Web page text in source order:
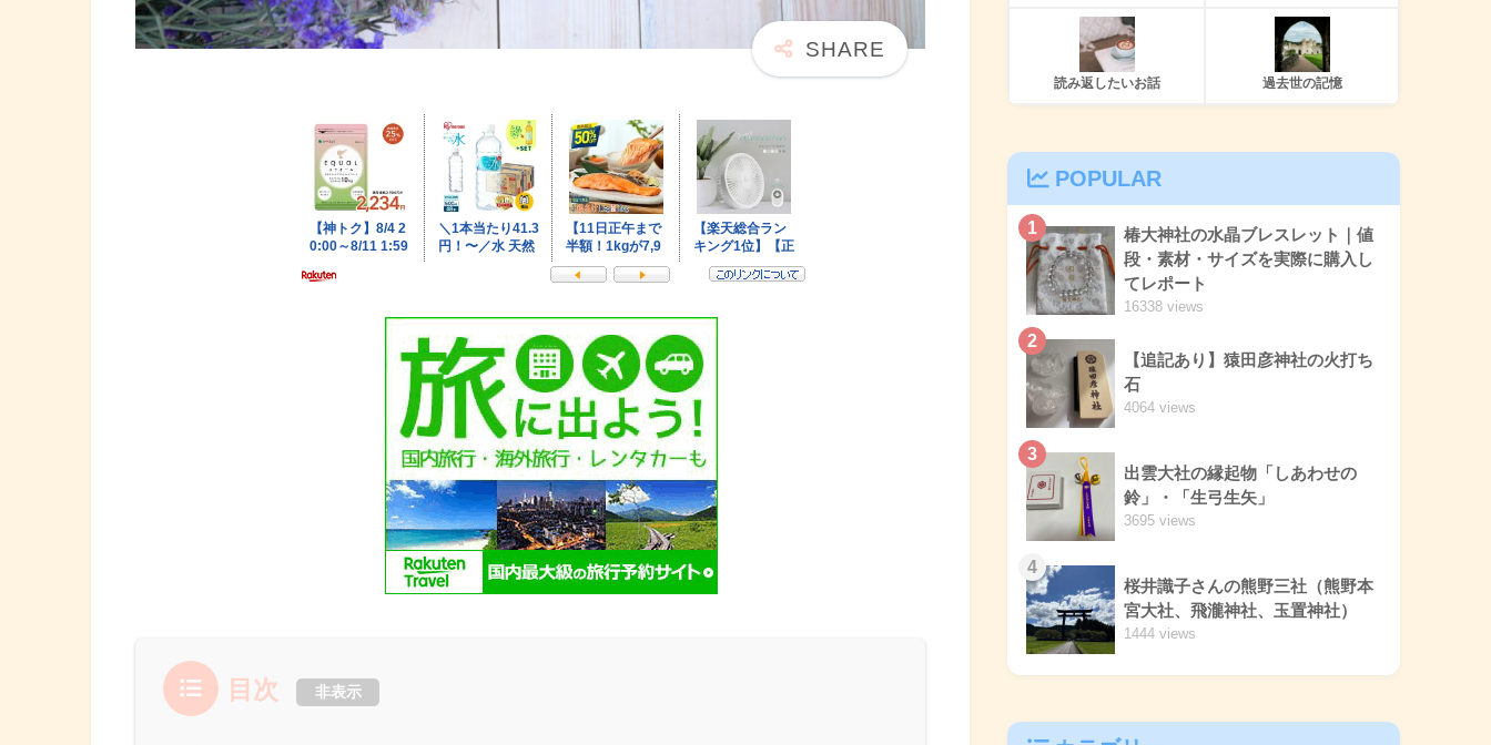
目次 非表示
読み返したいお話 過去世の記憶
POPULAR
1
椿大神社の水晶ブレスレット｜値
段・素材・サイズを実際に購入し
てレポート
16338 views
2
【追記あり】猿田彦神社の火打ち
石
4064 views
3
出雲大社の縁起物「しあわせの
鈴」・「生弓生矢」
3695 views
4
桜井識子さんの熊野三社（熊野本
宮大社、飛瀧神社、玉置神社）
1444 views